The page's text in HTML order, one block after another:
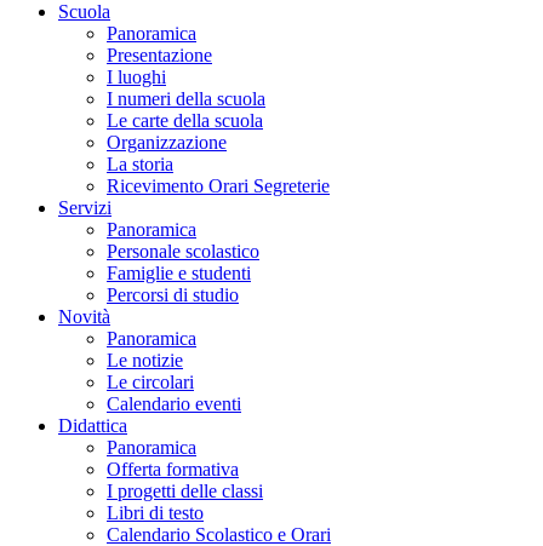
Scuola
Panoramica
Presentazione
I luoghi
I numeri della scuola
Le carte della scuola
Organizzazione
La storia
Ricevimento Orari Segreterie
Servizi
Panoramica
Personale scolastico
Famiglie e studenti
Percorsi di studio
Novità
Panoramica
Le notizie
Le circolari
Calendario eventi
Didattica
Panoramica
Offerta formativa
I progetti delle classi
Libri di testo
Calendario Scolastico e Orari